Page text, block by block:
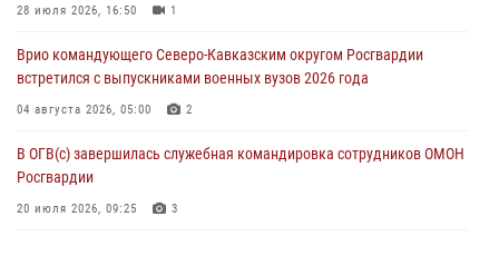
посвящённой 83‑й годовщине освобождения Белгорода от
05 августа 2026, 12:13 1
28 июля 2026, 16:50 1
Врио командующего Северо-Кавказским округом Росгвардии
встретился с выпускниками военных вузов 2026 года
04 августа 2026, 05:00 2
В ОГВ(с) завершилась служебная командировка сотрудников ОМОН
Росгвардии
20 июля 2026, 09:25 3